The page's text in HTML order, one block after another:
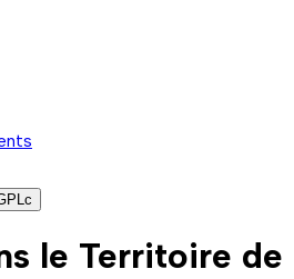
le Territoire